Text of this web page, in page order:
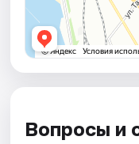
Вопросы и